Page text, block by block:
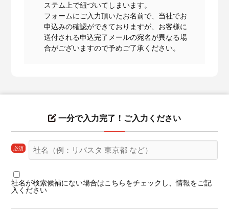
ステム上で紐づいてしまいます。
フォームにご入力頂いたお名前で、当社でお
申込みの確認ができておりますが、お客様に
送付される申込完了メールの宛名が異なる場
合がございますので予めご了承ください。
一分で入力完了！ご入力ください
社名候補が表示
候補を選択
必須
社名が検索候補にない場合はこちらをチェックし、情報をご記
入ください